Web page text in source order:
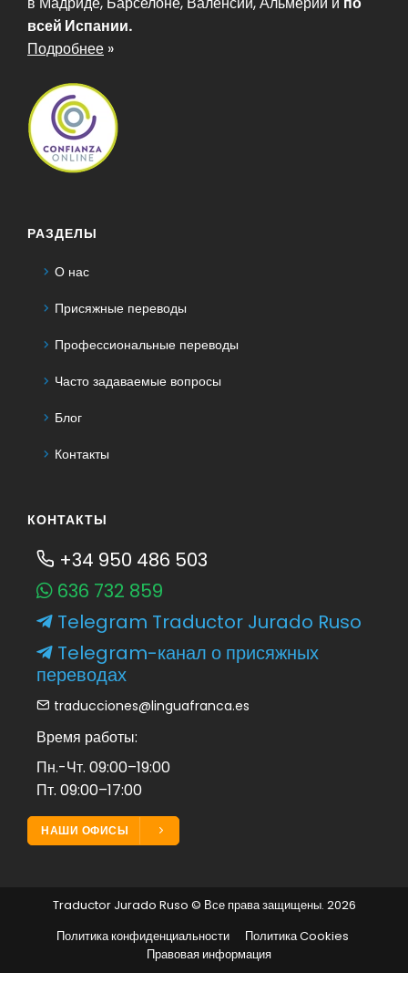
всей Испании.
Подробнее »
РАЗДЕЛЫ
О нас
Присяжные переводы
Профессиональные переводы
Часто задаваемые вопросы
Блог
Контакты
КОНТАКТЫ
+34 950 486 503
636 732 859
Telegram Traductor Jurado Ruso
Telegram-канал о присяжных
переводах
traducciones@linguafranca.es
Время работы:
Пн.-Чт. 09:00–19:00
Пт. 09:00–17:00
НАШИ ОФИСЫ
Traductor Jurado Ruso © Все права защищены. 2026
Политика конфиденциальности
Политика Cookies
Правовая информация